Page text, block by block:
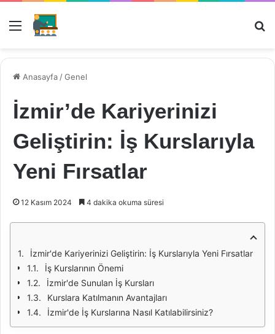
Menü
Anasayfa /Genel
İzmir’de Kariyerinizi
Geliştirin: İş Kurslarıyla
Yeni Fırsatlar
12 Kasım 2024 4 dakika okuma süresi
İzmir'de Kariyerinizi Geliştirin: İş Kurslarıyla Yeni Fırsatlar
İş Kurslarının Önemi
İzmir'de Sunulan İş Kursları
Kurslara Katılmanın Avantajları
İzmir'de İş Kurslarına Nasıl Katılabilirsiniz?